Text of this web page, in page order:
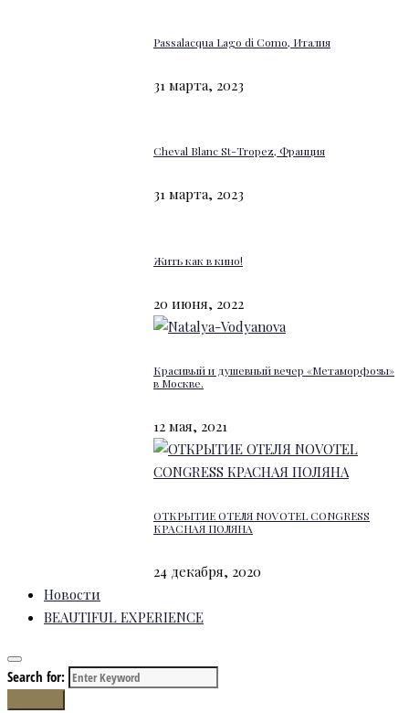
Passalacqua Lago di Como, Италия
31 марта, 2023
Cheval Blanc St-Tropez, Франция
31 марта, 2023
Жить как в кино!
20 июня, 2022
Красивый и душевный вечер «Метаморфозы»
в Москве.
12 мая, 2021
ОТКРЫТИЕ ОТЕЛЯ NOVOTEL CONGRESS
КРАСНАЯ ПОЛЯНА
24 декабря, 2020
Новости
BEAUTIFUL EXPERIENCE
Search for: